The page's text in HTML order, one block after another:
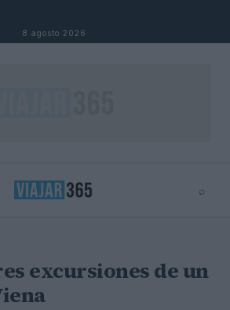
8 agosto 2026
⌕
excursiones de un